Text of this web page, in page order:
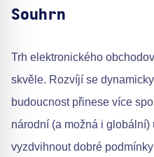
Souhrn
Trh elektronického
skvěle. Rozvíjí se
budoucnost přinese více
národní (a možná i globální)
vyzdvihnout dobré